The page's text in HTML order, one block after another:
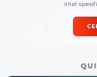
lihat